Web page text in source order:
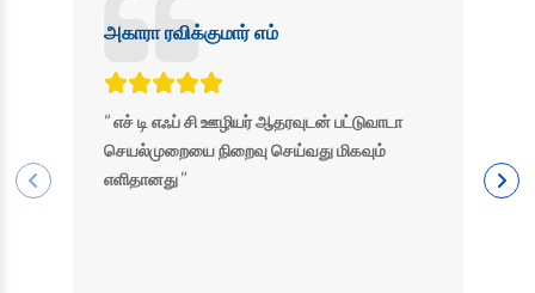
அகாரா ரவிக்குமார் எம்
“எச் டி எஃப் சி ஊழியர் ஆதரவுடன் பட்டுவாடா
செயல்முறையை நிறைவு செய்வது மிகவும்
எளிதானது”